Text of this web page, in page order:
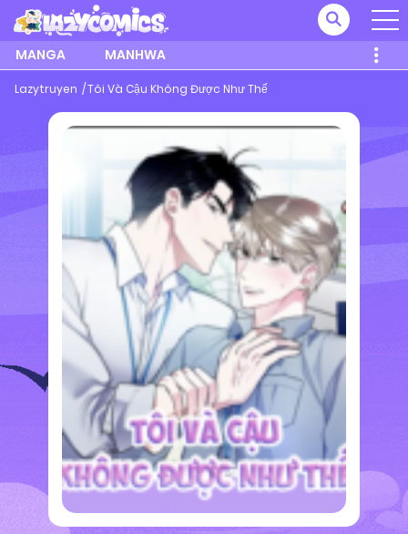
MANGA MANHWA
Lazytruyen Tôi Và Cậu Không Được Như Thế